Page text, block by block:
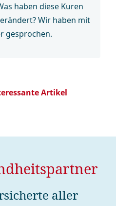
haben diese Kuren
Wir haben mit
gesprochen.
Artikel
aller